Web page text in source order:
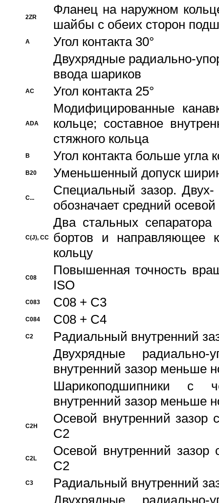
2ZR
Фланец на наружном
шайбы с обеих сторон
A
Угол контакта 30°
Двухрядные радиально-
ввода шариков
AC Угол контакта 25°
ADA
Модифицированные
кольце; составное
стяжного кольца
B Угол контакта больше угла
B20 Уменьшенный допуск
C...
Специальный зазор.
обозначает средний
C(J), CC
Два стальных сепаратора
бортов и направляющее
кольцу
C08
Повышенная точность
ISO
C083 C08 + C3
C084 C08 + C4
C2
Pадиальный внутренний
Двухрядные радиально-
внутренний зазор меньше
Шарикоподшипники с
внутренний зазор меньше
C2H
Осевой внутренний зазор
C2
C2L
Осевой внутренний зазор
C2
C3
Pадиальный внутренний
Двухрядные